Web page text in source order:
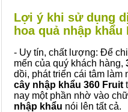
Lợi ý khi sử dụng
hoa quả nhập
- Uy tín, chất lượng: Để
mến của quý khách hàng,
dồi, phát triển cái tâm làm
cây nhập khẩu 360 Fruit
nay một phần nhờ vào
nhập khẩu nói lên tất cả.